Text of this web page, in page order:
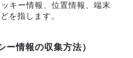
キー情報、位置情報、端末
を指します。
ー情報の収集方法）